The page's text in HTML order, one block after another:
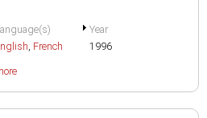
, French
Year
1996